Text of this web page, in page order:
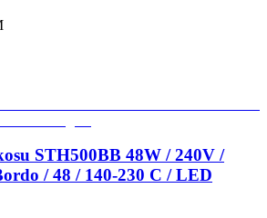
STH500BB 48W / 240V /
/ 48 / 140-230 C / LED